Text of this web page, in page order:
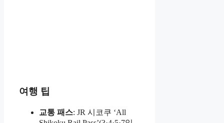
여행 팁
교통 패스: JR 시코쿠 ‘All